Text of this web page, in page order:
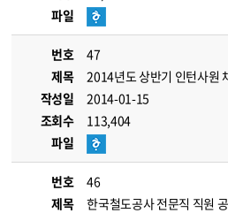
파일
번호
47
제목
2014년도 상반기 인턴사원
작성일
2014-01-15
조회수
113,404
파일
번호
46
제목
한국철도공사 전문직 직원